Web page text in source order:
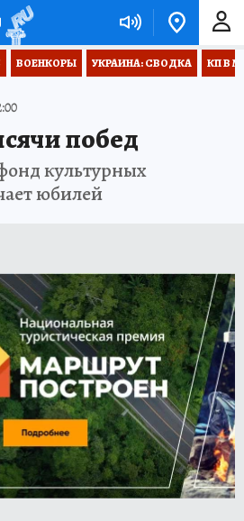
ВОЕНКОРЫ УКРАИНА: СВОДКА КП В
побед
культурных
юбилей